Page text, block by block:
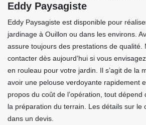
Eddy Paysagiste
Eddy Paysagiste est disponible pour
jardinage à Ouillon ou dans les environs.
assure toujours des prestations de qualité.
contacter dès aujourd’hui si vous
en rouleau pour votre jardin. Il s’agit de la
avoir une pelouse verdoyante rapidement
propos du coût de l’opération, tout
la préparation du terrain. Les détails sur le
dans un devis.